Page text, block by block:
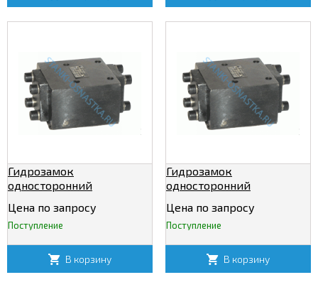
Гидрозамок
односторонний
Цена по запросу
Поступление
В корзину
Гидрозамок
односторонний
Цена по запросу
Поступление
В корзину